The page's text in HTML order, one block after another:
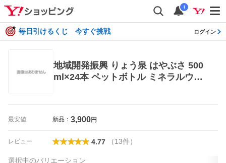
i
毎日引けるくじ 今すぐ挑戦 ログイン
地域開発振興 りょう泉 はやぶさ 500
ml×24本 ペットボトル ミネラルウォ
最安値 新品： 3,900円
レビュー 4.77 （13件）
選択中のバリエーション